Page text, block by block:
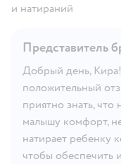
и натираний
Представитель
Добрый день,
положительный
приятно знать,
малышу комфорт,
натирает ребенку
чтобы обеспечить